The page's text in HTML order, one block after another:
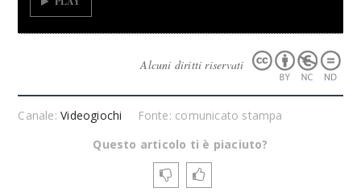
Alcuni diritti riservati
Canale:Videogiochi
Fonte: comunicato stampa
Questo articolo ti è piaciuto?